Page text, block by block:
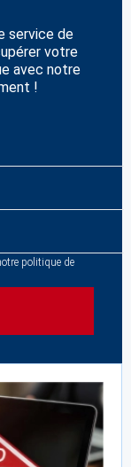
service de
votre
avec notre
!
politique de